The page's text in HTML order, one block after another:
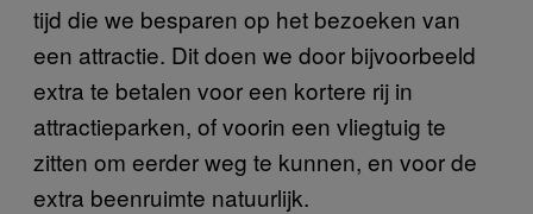
tijd die we besparen op het bezoeken van
een attractie. Dit doen we door bijvoorbeeld
extra te betalen voor een kortere rij in
attractieparken, of voorin een vliegtuig te
zitten om eerder weg te kunnen, en voor de
extra beenruimte natuurlijk.